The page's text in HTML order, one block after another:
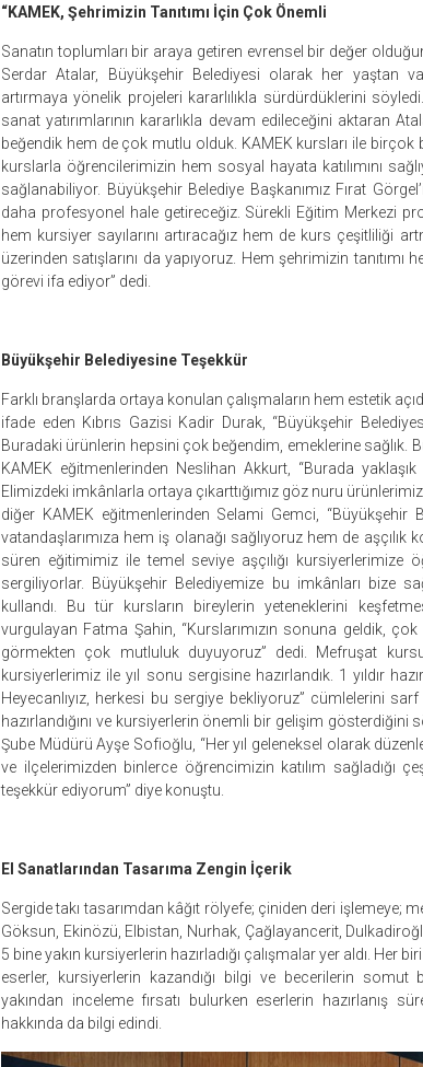
“KAMEK, Şehrimizin Tanıtımı İçin Çok Önemli
Sanatın toplumları bir araya getiren evrensel bir değer
Serdar Atalar, Büyükşehir Belediyesi olarak her yaştan
artırmaya yönelik projeleri kararlılıkla sürdürdüklerini
sanat yatırımlarının kararlıkla devam edileceğini aktaran
beğendik hem de çok mutlu olduk. KAMEK kursları ile
kurslarla öğrencilerimizin hem sosyal hayata katılımını
sağlanabiliyor. Büyükşehir Belediye Başkanımız Fırat
daha profesyonel hale getireceğiz. Sürekli Eğitim Merkezi
hem kursiyer sayılarını artıracağız hem de kurs çeşitliliği
üzerinden satışlarını da yapıyoruz. Hem şehrimizin tanıtımı
görevi ifa ediyor” dedi.
Büyükşehir Belediyesine Teşekkür
Farklı branşlarda ortaya konulan çalışmaların hem estetik
ifade eden Kıbrıs Gazisi Kadir Durak, “Büyükşehir
Buradaki ürünlerin hepsini çok beğendim, emeklerine sağlık.
KAMEK eğitmenlerinden Neslihan Akkurt, “Burada
Elimizdeki imkânlarla ortaya çıkarttığımız göz nuru
diğer KAMEK eğitmenlerinden Selami Gemci, “Büyükşehir
vatandaşlarımıza hem iş olanağı sağlıyoruz hem de
süren eğitimimiz ile temel seviye aşçılığı kursiyerlerimize
sergiliyorlar. Büyükşehir Belediyemize bu imkânları bize
kullandı. Bu tür kursların bireylerin yeteneklerini
vurgulayan Fatma Şahin, “Kurslarımızın sonuna geldik,
görmekten çok mutluluk duyuyoruz” dedi. Mefruşat
kursiyerlerimiz ile yıl sonu sergisine hazırlandık. 1 yıldır
Heyecanlıyız, herkesi bu sergiye bekliyoruz” cümlelerini
hazırlandığını ve kursiyerlerin önemli bir gelişim
Şube Müdürü Ayşe Sofioğlu, “Her yıl geleneksel olarak
ve ilçelerimizden binlerce öğrencimizin katılım sağladığı
teşekkür ediyorum” diye konuştu.
El Sanatlarından Tasarıma Zengin İçerik
Sergide takı tasarımdan kâğıt rölyefe; çiniden deri işlemeye;
Göksun, Ekinözü, Elbistan, Nurhak, Çağlayancerit,
5 bine yakın kursiyerlerin hazırladığı çalışmalar yer aldı. Her
eserler, kursiyerlerin kazandığı bilgi ve becerilerin somut
yakından inceleme fırsatı bulurken eserlerin hazırlanış
hakkında da bilgi edindi.